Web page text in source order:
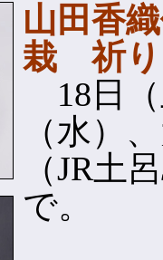
山田香
栽 祈り
18日（
（水）
（JR土
で。